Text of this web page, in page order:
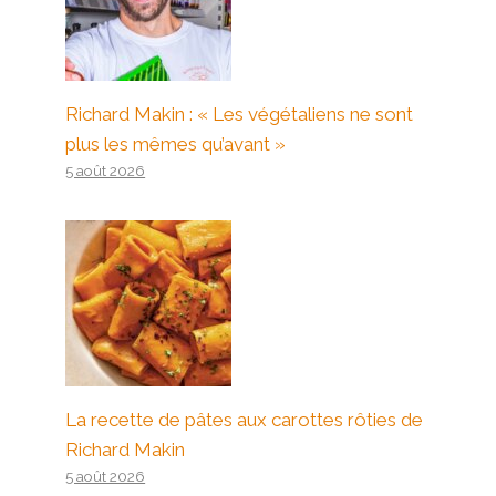
Richard Makin : « Les végétaliens ne sont
plus les mêmes qu’avant »
5 août 2026
La recette de pâtes aux carottes rôties de
Richard Makin
5 août 2026